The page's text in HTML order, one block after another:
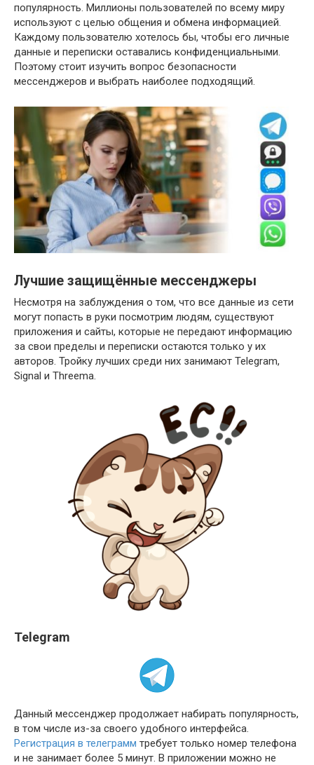
популярность. Миллионы пользователей по всему миру
используют с целью общения и обмена информацией.
Каждому пользователю хотелось бы, чтобы его личные
данные и переписки оставались конфиденциальными.
Поэтому стоит изучить вопрос безопасности
мессенджеров и выбрать наиболее подходящий.
Лучшие защищённые мессенджеры
Несмотря на заблуждения о том, что все данные из сети
могут попасть в руки посмотрим людям, существуют
приложения и сайты, которые не передают информацию
за свои пределы и переписки остаются только у их
авторов. Тройку лучших среди них занимают Telegram,
Signal и Threema.
Telegram
Данный мессенджер продолжает набирать популярность,
в том числе из-за своего удобного интерфейса.
Регистрация в телеграмм требует только номер телефона
и не занимает более 5 минут. В приложении можно не